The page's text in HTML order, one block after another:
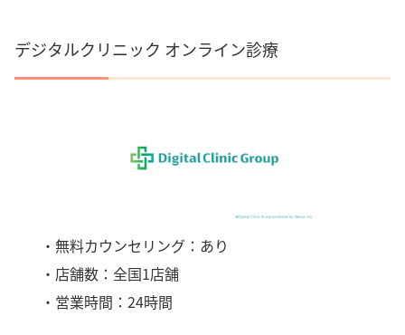
デジタルクリニック オンライン診療
・無料カウンセリング：あり
・店舗数：全国1店舗
・営業時間：24時間